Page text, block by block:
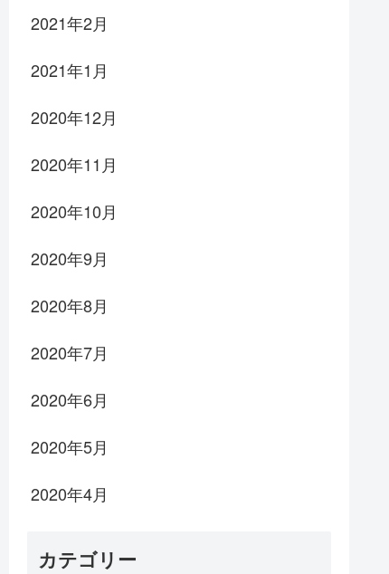
2021年2月
2021年1月
2020年12月
2020年11月
2020年10月
2020年9月
2020年8月
2020年7月
2020年6月
2020年5月
2020年4月
カテゴリー